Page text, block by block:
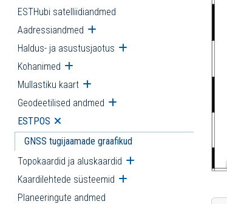
ESTHubi satelliidiandmed
Aadressiandmed Ava alammenüü
Haldus- ja asustusjaotus Ava alammenüü
Kohanimed Ava alammenüü
Mullastiku kaart Ava alammenüü
Geodeetilised andmed Ava alammenüü
ESTPOS Ava alammenüü
GNSS tugijaamade graafikud
Topokaardid ja aluskaardid Ava alammenüü
Kaardilehtede süsteemid Ava alammenüü
Planeeringute andmed